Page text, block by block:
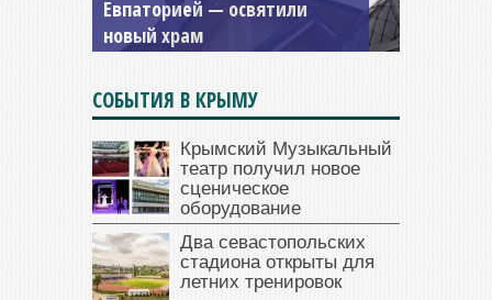
и Дамиана в Крыму вновь
открыт для посещения
СОБЫТИЯ В КРЫМУ
Крымский Музыкальный
театр получил новое
сценическое
оборудование
Два севастопольских
стадиона открыты для
летних тренировок